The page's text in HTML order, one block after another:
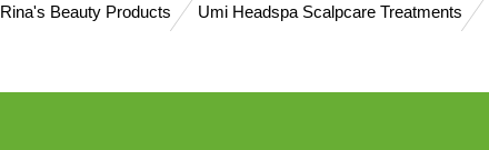
Rina's Beauty Products Umi Headspa Scalpcare Treatments